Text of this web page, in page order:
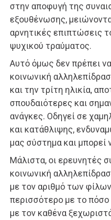
στην αποφυγή της
εξουθένωσης,
αρνητικές επιπτώσεις
ψυχικού τραύματος.
Αυτό όμως δεν πρέπει
κοινωνική
και την τρίτη ηλικία,
σπουδαιότερες και
ανάγκες. Οδηγεί σε
και κατάθλιψης,
μας σύστημα και μπορεί
Μάλιστα, οι ερευνητές
κοινωνική
με τον αριθμό των
περισσότερο με το
με τον καθένα